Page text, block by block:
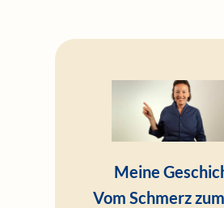
Meine
Vom Schmerz